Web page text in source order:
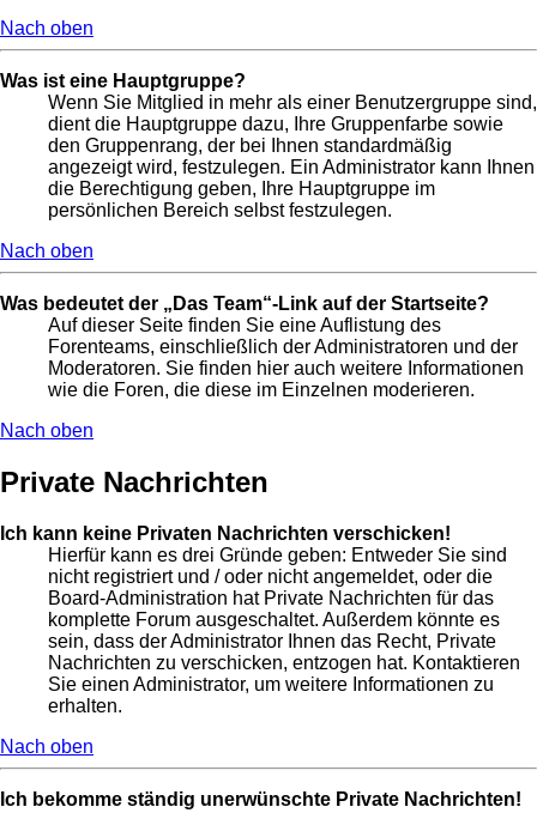
Nach oben
Was ist eine Hauptgruppe?
Wenn Sie Mitglied in mehr als einer Benutzergruppe sind,
dient die Hauptgruppe dazu, Ihre Gruppenfarbe sowie
den Gruppenrang, der bei Ihnen standardmäßig
angezeigt wird, festzulegen. Ein Administrator kann Ihnen
die Berechtigung geben, Ihre Hauptgruppe im
persönlichen Bereich selbst festzulegen.
Nach oben
Was bedeutet der „Das Team“-Link auf der Startseite?
Auf dieser Seite finden Sie eine Auflistung des
Forenteams, einschließlich der Administratoren und der
Moderatoren. Sie finden hier auch weitere Informationen
wie die Foren, die diese im Einzelnen moderieren.
Nach oben
Private Nachrichten
Ich kann keine Privaten Nachrichten verschicken!
Hierfür kann es drei Gründe geben: Entweder Sie sind
nicht registriert und / oder nicht angemeldet, oder die
Board-Administration hat Private Nachrichten für das
komplette Forum ausgeschaltet. Außerdem könnte es
sein, dass der Administrator Ihnen das Recht, Private
Nachrichten zu verschicken, entzogen hat. Kontaktieren
Sie einen Administrator, um weitere Informationen zu
erhalten.
Nach oben
Ich bekomme ständig unerwünschte Private Nachrichten!